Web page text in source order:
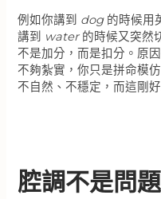
例如你講到 dog的時候用
講到 water的時候又突然
不是加分，而是扣分。原
不夠紮實，你只是拼命模
不自然、不穩定，而這剛
腔調不是問